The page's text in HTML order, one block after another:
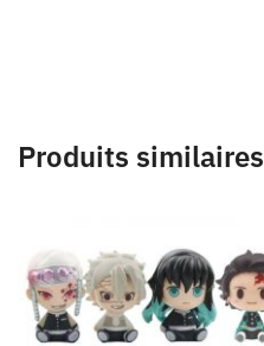
Produits similaires